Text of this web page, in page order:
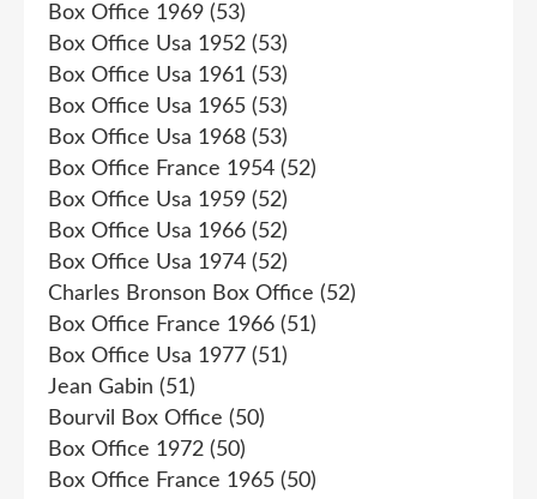
Box Office 1969 (53)
Box Office Usa 1952 (53)
Box Office Usa 1961 (53)
Box Office Usa 1965 (53)
Box Office Usa 1968 (53)
Box Office France 1954 (52)
Box Office Usa 1959 (52)
Box Office Usa 1966 (52)
Box Office Usa 1974 (52)
Charles Bronson Box Office (52)
Box Office France 1966 (51)
Box Office Usa 1977 (51)
Jean Gabin (51)
Bourvil Box Office (50)
Box Office 1972 (50)
Box Office France 1965 (50)